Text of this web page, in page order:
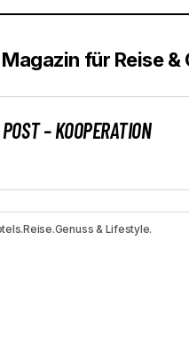
– KOOPERATION
Reise.Genuss & Lifestyle.